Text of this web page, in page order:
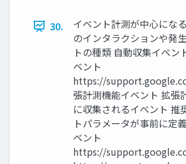
30.
イベント計測が中心にな
のインタラクションや発
トの種類 自動収集イベ
ベント
https://
張計測機能イベント 拡張
に収集されるイベント 推
トパラメータが事前に定
ベント
https://